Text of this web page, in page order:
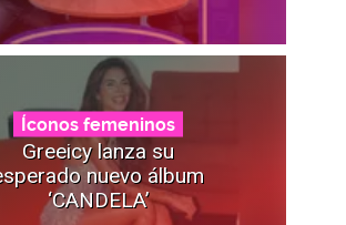
Íconos femeninos
Greeicy lanza su
nuevo álbum
‘CANDELA’